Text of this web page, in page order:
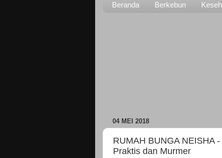
Beranda Berkebun
04 MEI 2018
RUMAH BUNGA NEISHA
Praktis dan Murmer